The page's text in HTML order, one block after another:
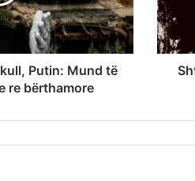
Putin: Mund të
re bërthamore